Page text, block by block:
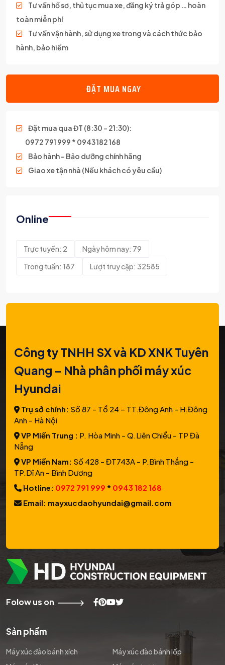
Tư vấn hồ sơ, thủ tục mua xe, đăng ký trả góp … hoàn
toàn miễn phí
Tư vấn vận hành, sử dụng xe trong và cách thức bảo
hành, bảo hiểm
ĐẶT MUA NGAY
Đặt mua qua ĐT (8:30 – 21:30):
0972 791 999 * 0943 182 168
Bảo hành – Bảo dưỡng chính hãng
Giao xe tận nhà (Nếu khách có yêu cầu)
Online
Trực tuyến: 2
Ngày hôm nay: 79
Trong tuần: 187
Lượt truy cập: 32585
Công ty TNHH SX và KD XNK Tuyên
Quang – Nhà phân phối máy xúc
Hyundai
Trụ sở chính: Số 87 - Tổ 24 – TT.Đông Anh - H.Đông
Anh - Hà Nội
VP Miền Trung : P. Hòa Minh - Q.Liên Chiểu - TP Đà
Nẵng
VP Miền Nam: Số 428 - ĐT743A - P.Bình Thắng -
TP.Dĩ An - Bình Dương
Hotline: 0972 791 999 * 0943 182 168
Email: mayxucdaohyundai@gmail.com
Folow us on
Sản phẩm
Máy xúc đào bánh xích
Máy xúc đào bánh lốp